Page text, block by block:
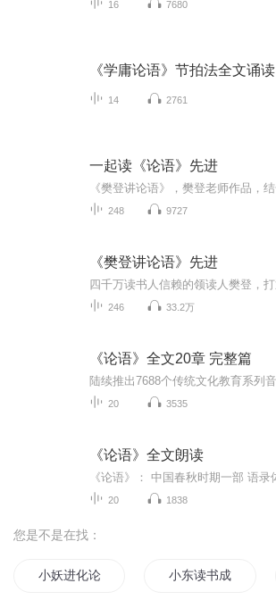
16 7680
《学庸论语》节拍法全文诵读
14 2761
一起读《论语》先进
248 9727
《樊登讲论语》先进
246 33.2万
《论语》全文20章 完整篇
20 3535
《论语》全文朗读
20 1838
您是不是在找：
小妖进化论 小东读书成仙了